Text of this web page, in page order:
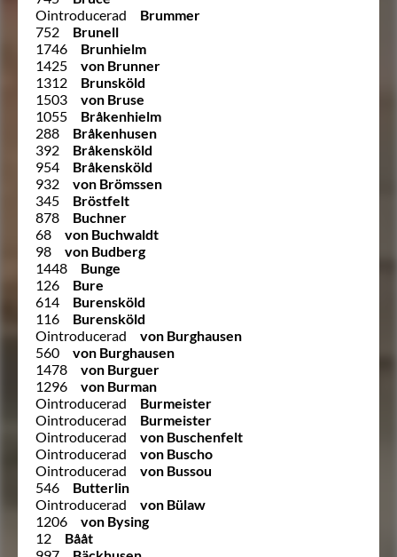
Ointroducerad
Brummer
752
Brunell
1746
Brunhielm
1425
von Brunner
1312
Brunsköld
1503
von Bruse
1055
Bråkenhielm
288
Bråkenhusen
392
Bråkensköld
954
Bråkensköld
932
von Brömssen
345
Bröstfelt
878
Buchner
68
von Buchwaldt
98
von Budberg
1448
Bunge
126
Bure
614
Burensköld
116
Burensköld
Ointroducerad
von Burghausen
560
von Burghausen
1478
von Burguer
1296
von Burman
Ointroducerad
Burmeister
Ointroducerad
Burmeister
Ointroducerad
von Buschenfelt
Ointroducerad
von Buscho
Ointroducerad
von Bussou
546
Butterlin
Ointroducerad
von Bülaw
1206
von Bysing
12
Bååt